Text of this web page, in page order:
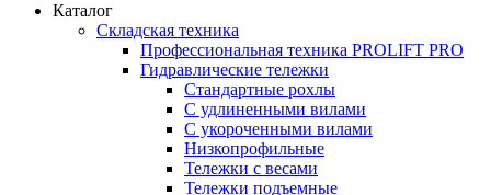
Каталог
Складская техника
Профессиональная техника PROLIFT PRO
Гидравлические тележки
Стандартные рохлы
С удлиненными вилами
С укороченными вилами
Низкопрофильные
Тележки с весами
Тележки подъемные